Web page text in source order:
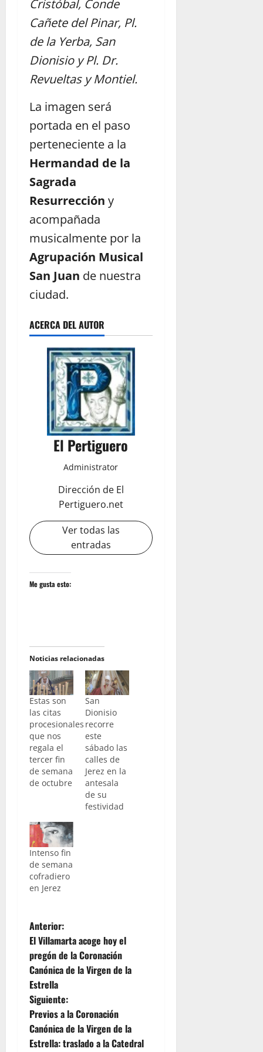
Cristóbal, Conde
Cañete del Pinar, Pl.
de la Yerba, San
Dionisio y Pl. Dr.
Revueltas y Montiel.
La imagen será
portada en el paso
perteneciente a la
Hermandad de la
Sagrada
Resurrección y
acompañada
musicalmente por la
Agrupación Musical
San Juan de nuestra
ciudad.
ACERCA DEL AUTOR
El Pertiguero
Administrator
Dirección de El
Pertiguero.net
Ver todas las
entradas
Me gusta esto:
Noticias relacionadas
Estas son
las citas
procesionales
que nos
regala el
tercer fin
de semana
de octubre
San
Dionisio
recorre
este
sábado las
calles de
Jerez en la
antesala
de su
festividad
Intenso fin
de semana
cofradiero
en Jerez
N
a
v
e
g
Anterior:
El Villamarta acoge hoy el
pregón de la Coronación
Canónica de la Virgen de la
Estrella
Siguiente:
Previos a la Coronación
Canónica de la Virgen de la
Estrella: traslado a la Catedral